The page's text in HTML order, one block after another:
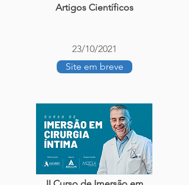
Artigos Científicos
23/10/2021
Site em breve